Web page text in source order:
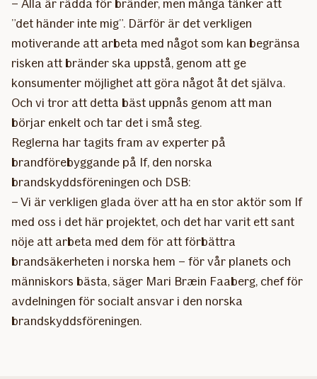
– Alla är rädda för bränder, men många tänker att
”det händer inte mig”. Därför är det verkligen
motiverande att arbeta med något som kan begränsa
risken att bränder ska uppstå, genom att ge
konsumenter möjlighet att göra något åt det själva.
Och vi tror att detta bäst uppnås genom att man
börjar enkelt och tar det i små steg.
Reglerna har tagits fram av experter på
brandförebyggande på If, den norska
brandskyddsföreningen och DSB:
– Vi är verkligen glada över att ha en stor aktör som If
med oss i det här projektet, och det har varit ett sant
nöje att arbeta med dem för att förbättra
brandsäkerheten i norska hem – för vår planets och
människors bästa, säger Mari Bræin Faaberg, chef för
avdelningen för socialt ansvar i den norska
brandskyddsföreningen.